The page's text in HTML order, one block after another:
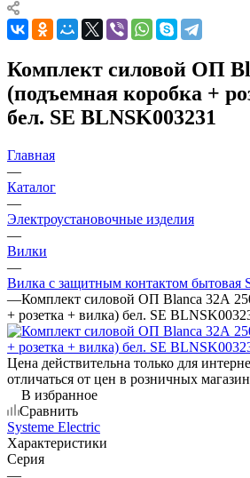
Комплект силовой ОП
(подъемная коробка +
бел. SE BLNSK003231
Главная
—
Каталог
—
Электроустановочные изделия
—
Вилки
—
Вилка с защитным контактом бытовая
—Комплект силовой ОП Blanca 32А
+ розетка + вилка) бел. SE
Цена действительна только для
отличаться от цен в розничных
В избранное
Сравнить
Systeme Electric
Характеристики
Серия
—